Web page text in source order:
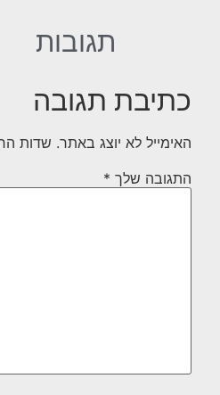
תגובות
כתיבת תגובה
האימייל לא יוצג באתר. שדות
התגובה שלך *